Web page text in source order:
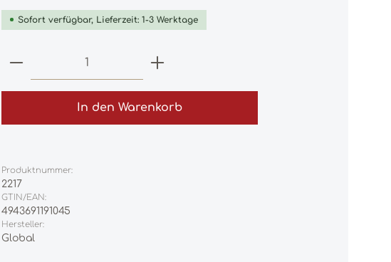
Sofort verfügbar, Lieferzeit: 1-3 Werktage
Produkt Anzahl: Gib den gewünschten
In den Warenkorb
Produktnummer:
2217
GTIN/EAN:
4943691191045
Hersteller:
Global